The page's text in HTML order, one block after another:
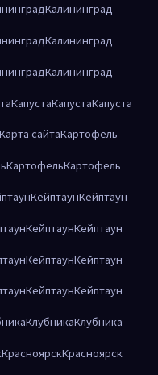
Калининград
Калининград
Калининград
КапустаКапустаКапуста
Карта сайтаКартофель
КартофельКартофель
КейптаунКейптаун
КейптаунКейптаун
КейптаунКейптаун
КейптаунКейптаун
КлубникаКлубника
КрасноярскКрасноярск